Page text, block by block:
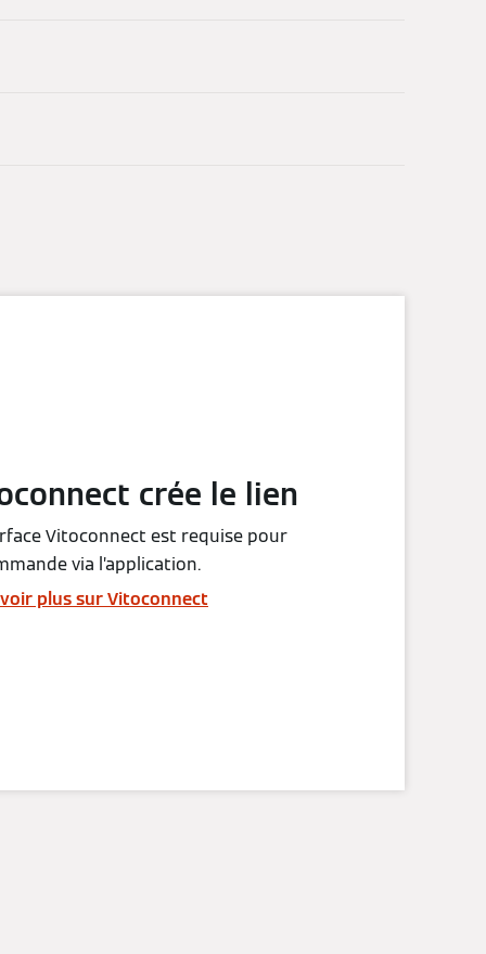
crée le lien
Vitoconnect est requise pour
via l’application.
plus sur Vitoconnect